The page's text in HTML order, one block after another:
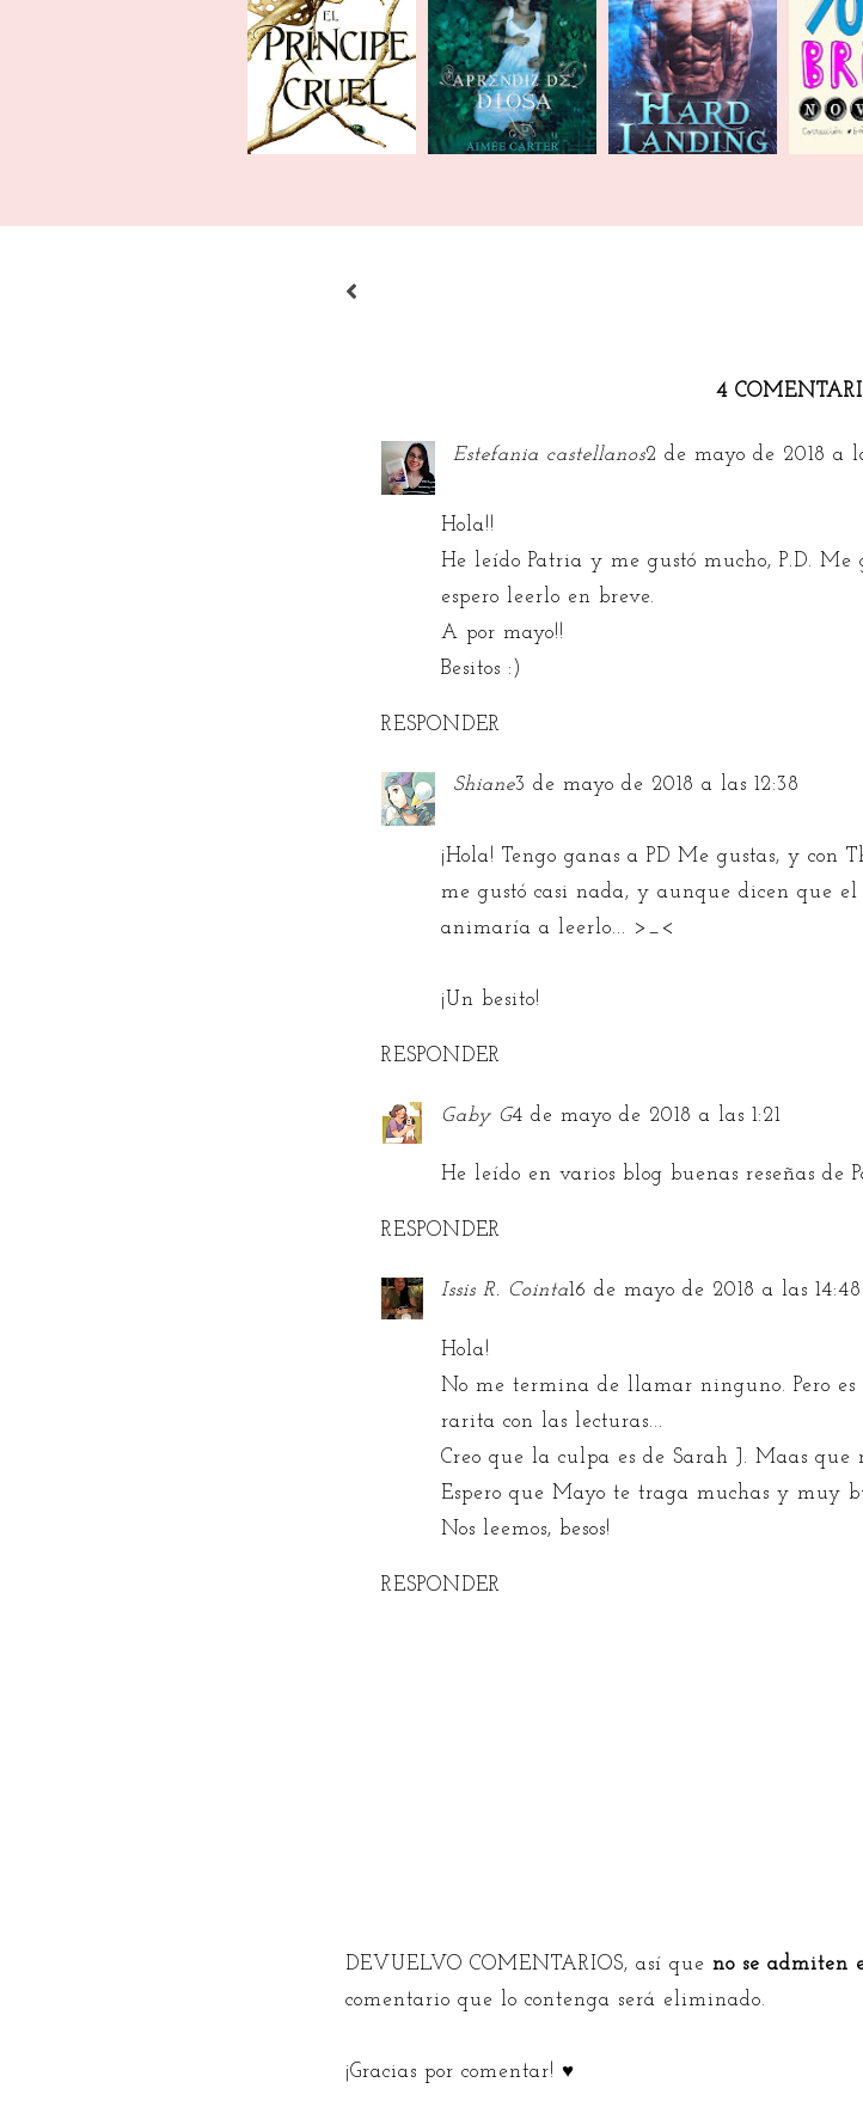
Recuento | Enero
2021
Wrap up |
Febrero 2020
Wrap up | Julio
2020
Wrap
4
Estefania castellanos2 de mayo de 2018 a
Hola!!
He leído Patria y me gustó mucho, P.D.
espero leerlo en breve.
A por mayo!!
Besitos :)
RESPONDER
Shiane3 de mayo de 2018 a las 12:38
¡Hola! Tengo ganas a PD Me gustas, y
me gustó casi nada, y aunque dicen que
animaría a leerlo... >_<
¡Un besito!
RESPONDER
Gaby G4 de mayo de 2018 a las 1:21
He leído en varios blog buenas reseñas de
RESPONDER
Issis R. Cointa16 de mayo de 2018 a las 14:48
Hola!
No me termina de llamar ninguno. Pero
rarita con las lecturas...
Creo que la culpa es de Sarah J. Maas que
Espero que Mayo te traga muchas y muy
Nos leemos, besos!
RESPONDER
DEVUELVO COMENTARIOS, así queno se admiten
comentario que lo contenga será eliminado.
¡Gracias por comentar! ♥